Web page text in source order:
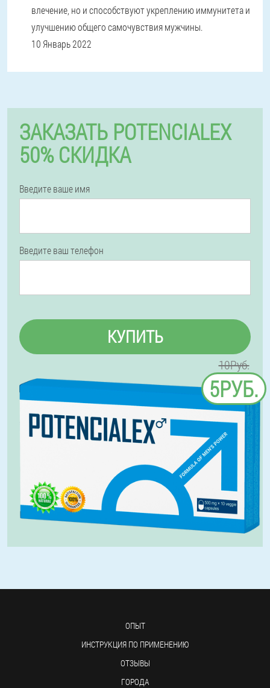
влечение, но и способствуют укреплению иммунитета и
улучшению общего самочувствия мужчины.
10 Январь 2022
ЗАКАЗАТЬ POTENCIALEX
50% СКИДКА
Введите ваше имя
Введите ваш телефон
КУПИТЬ
10Руб.
5РУБ.
ОПЫТ
ИНСТРУКЦИЯ ПО ПРИМЕНЕНИЮ
ОТЗЫВЫ
ГОРОДА